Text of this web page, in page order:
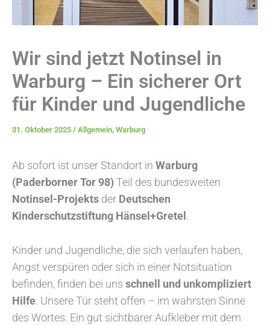
Wir sind jetzt Notinsel in
Warburg – Ein sicherer Ort
für Kinder und Jugendliche
31. Oktober 2025 / Allgemein, Warburg
Ab sofort ist unser Standort in Warburg
(Paderborner Tor 98)Teil des bundesweiten
Notinsel-Projekts der Deutschen
Kinderschutzstiftung Hänsel+Gretel.
Kinder und Jugendliche, die sich verlaufen haben,
Angst verspüren oder sich in einer Notsituation
befinden, finden bei uns schnell und unkompliziert
Hilfe. Unsere Tür steht offen – im wahrsten Sinne
des Wortes. Ein gut sichtbarer Aufkleber mit dem